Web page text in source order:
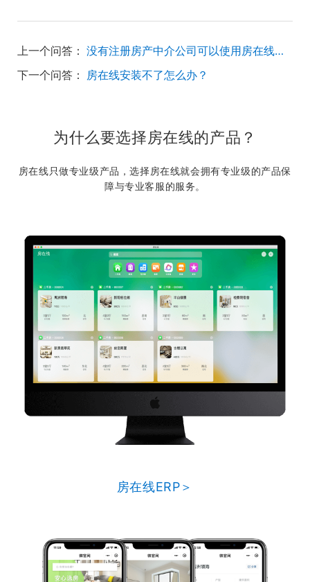
上一个问答：
没有注册房产中介公司可以使用房在线吗？
下一个问答： 房在线安装不了怎么办？
为什么要选择房在线的产品？
房在线只做专业级产品，选择房在线就会拥有专业级的产品保
障与专业客服的服务。
房在线ERP＞